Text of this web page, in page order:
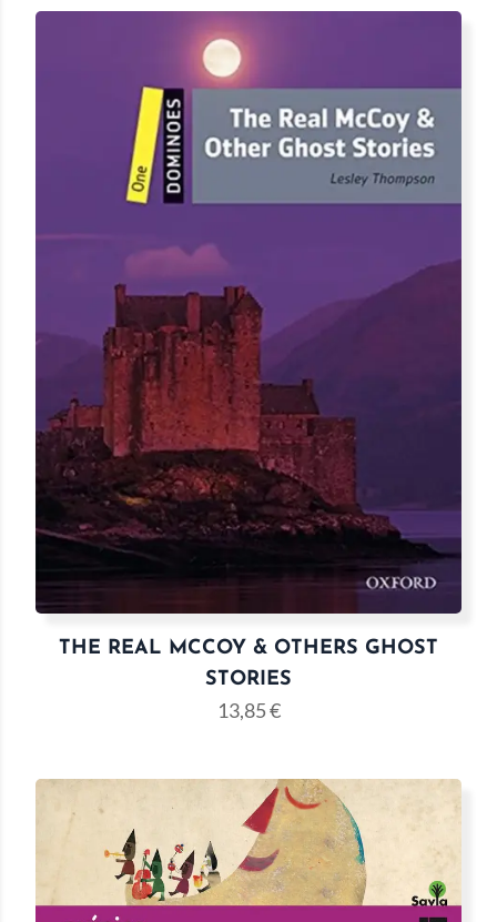
THE REAL MCCOY & OTHERS GHOST
STORIES
13,85€